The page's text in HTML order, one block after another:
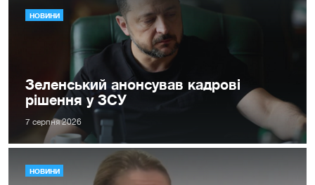
НОВИНИ
Зеленський анонсував кадрові
рішення у ЗСУ
7 серпня 2026
НОВИНИ